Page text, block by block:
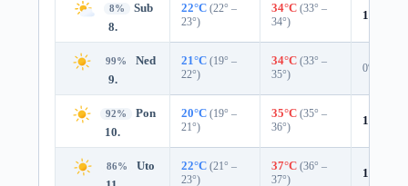
8%
Sub
8.
22°C (22° –
23°)
34°C (33° –
34°)
14%
99%
Ned
9.
21°C (19° –
22°)
34°C (33° –
35°)
0%
92%
Pon
10.
20°C (19° –
21°)
35°C (35° –
36°)
1%
86%
Uto
22°C (21° –
23°)
37°C (36° –
37°)
12%